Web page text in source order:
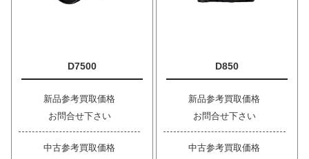
D7500
新品参考買取価格
お問合せ下さい
中古参考買取価格
D850
新品参考買取価格
お問合せ下さい
中古参考買取価格